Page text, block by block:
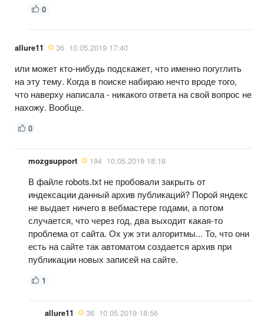
0
allure11 36 10.05.2019 17:40
или может кто-нибудь подскажет, что именно погуглить
на эту тему. Когда в поиске набираю нечто вроде того,
что наверху написала - никакого ответа на свой вопрос не
нахожу. Вообще.
0
mozgsupport 194 10.05.2019 18:18
В файле robots.txt не пробовали закрыть от
индексации данный архив публикаций? Порой яндекс
не выдает ничего в вебмастере годами, а потом
случается, что через год, два выходит какая-то
проблема от сайта. Ох уж эти алгоритмы... То, что они
есть на сайте так автоматом создается архив при
публикации новых записей на сайте.
1
allure11 36 10.05.2019 18:56